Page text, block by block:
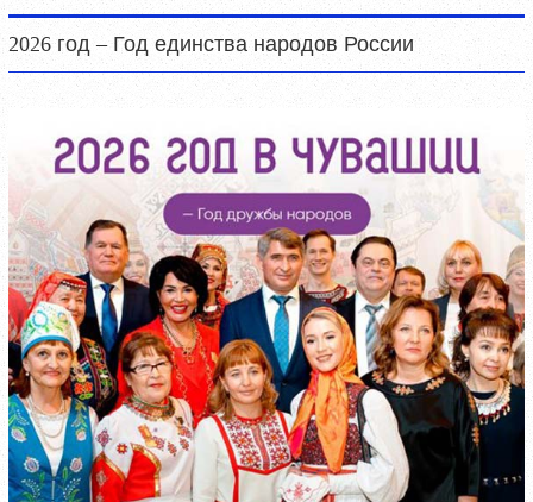
2026 год – Год единства народов России